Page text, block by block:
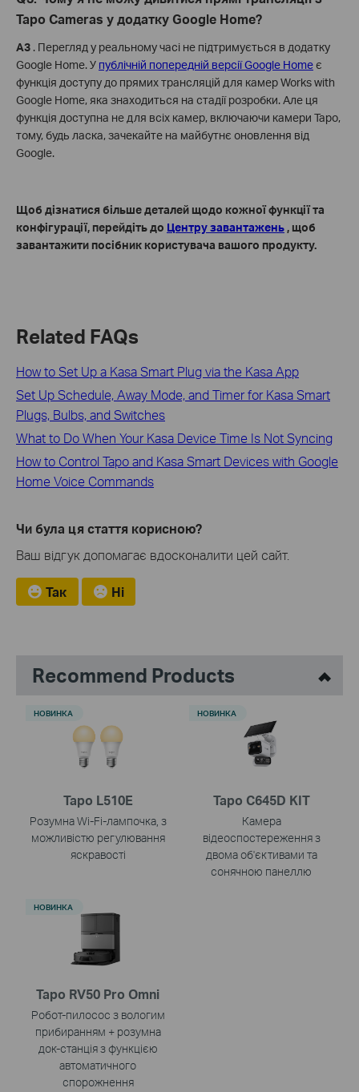
Tapo Cameras у додатку Google Home?
A3 . Перегляд у реальному часі не підтримується в додатку
Google Home. У публічній попередній версії Google Homeє
функція доступу до прямих трансляцій для камер Works with
Google Home, яка знаходиться на стадії розробки. Але ця
функція доступна не для всіх камер, включаючи камери Tapo,
тому, будь ласка, зачекайте на майбутнє оновлення від
Google.
Щоб дізнатися більше деталей щодо кожної функції та
конфігурації, перейдіть до Центру завантажень , щоб
завантажити посібник користувача вашого продукту.
Related FAQs
How to Set Up a Kasa Smart Plug via the Kasa App
Set Up Schedule, Away Mode, and Timer for Kasa Smart
Plugs, Bulbs, and Switches
What to Do When Your Kasa Device Time Is Not Syncing
How to Control Tapo and Kasa Smart Devices with Google
Home Voice Commands
Чи була ця стаття корисною?
Ваш відгук допомагає вдосконалити цей сайт.
Так Ні
Recommend Products
Tapo L510E
Розумна Wi-Fi-лампочка, з
можливістю регулювання
яскравості
НОВИНКА
Tapo C645D KIT
Камера
відеоспостереження з
двома об'єктивами та
сонячною панеллю
НОВИНКА
Tapo RV50 Pro Omni
Робот-пилосос з вологим
прибиранням + розумна
док-станція з функцією
автоматичного
спорожнення
НОВИНКА